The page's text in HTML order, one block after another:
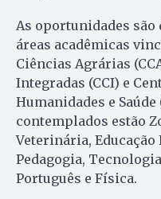
As oportunidades são
áreas acadêmicas
Ciências Agrárias
Integradas (CCI) e
Humanidades e Saúde
contemplados estão
Veterinária,
Pedagogia,
Português e Física.